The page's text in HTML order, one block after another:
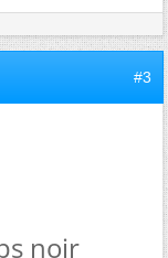
#3
noir